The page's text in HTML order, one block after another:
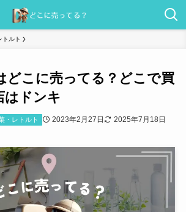
トルト
どこに売ってる？どこで買
はドンキ
・レトルト 2023年2月27日 2025年7月18日